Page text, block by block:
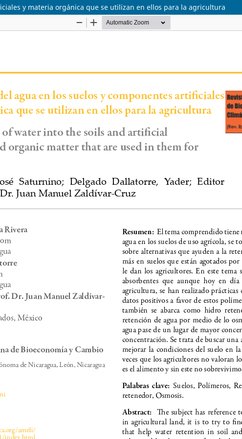
y materia orgánica que se utilizan en ellos para la agricultura